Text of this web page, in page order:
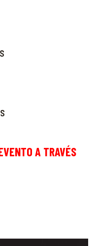
A TRAVÉS